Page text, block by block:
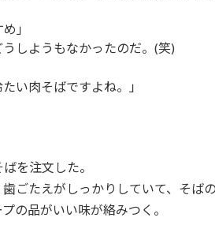
」
しようもなかったのだ。(笑)
い肉そばですよね。」
を注文した。
ごたえがしっかりしていて、そばの
の品がいい味が絡みつく。